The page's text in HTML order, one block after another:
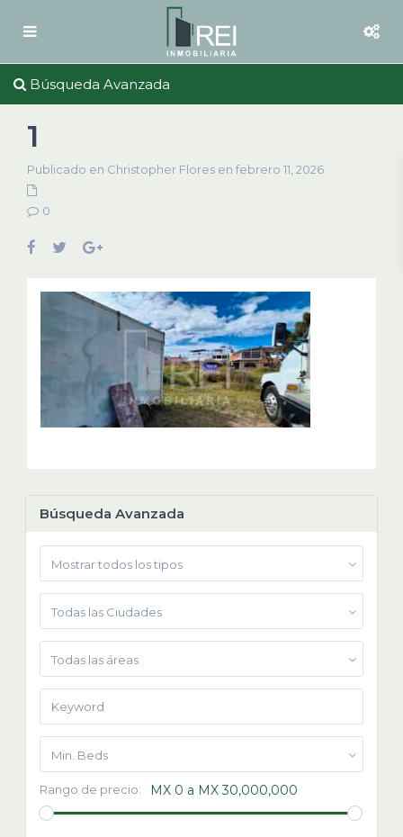
Búsqueda Avanzada
1
Publicado en Christopher Flores en febrero 11, 2026
0
Búsqueda Avanzada
Mostrar todos los tipos
Todas las Ciudades
Todas las áreas
Min. Beds
Rango de precio: MX 0 a MX 30,000,000